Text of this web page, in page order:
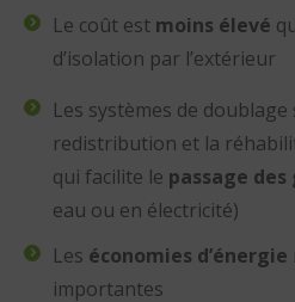
Le coût est moins élevé
d’isolation par l’extérieur
Les systèmes de
redistribution et la
qui facilite le passage des
eau ou en électricité)
Les économies d’énergie
importantes